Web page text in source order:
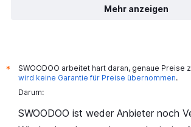
Mehr anzeigen
*
SWOODOO arbeitet hart daran, genaue Preise
wird keine Garantie für Preise übernommen.
Darum:
SWOODOO ist weder Anbieter noch